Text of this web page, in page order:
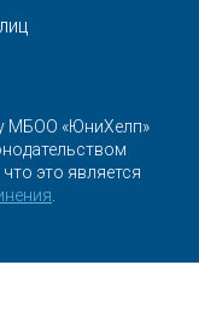
МБОО «ЮниХелп»
это является
.